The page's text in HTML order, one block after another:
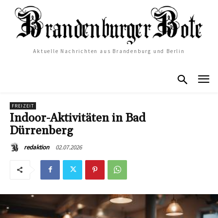
Aktuelle Nachrichten aus Brandenburg und Berlin
FREIZEIT
Indoor-Aktivitäten in Bad
Dürrenberg
redaktion 02.07.2026